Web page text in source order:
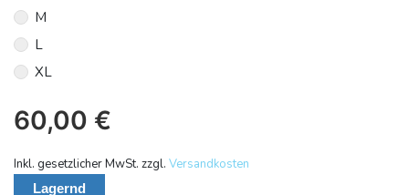
M
L
XL
60,00 €
Inkl. gesetzlicher MwSt. zzgl. Versandkosten
Lagernd